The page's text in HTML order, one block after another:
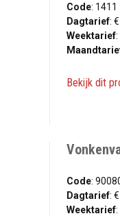
Code: 1411
Dagtarief:
Weektarief
Bekijk dit
Code:
Dagtarief:
Weektarief